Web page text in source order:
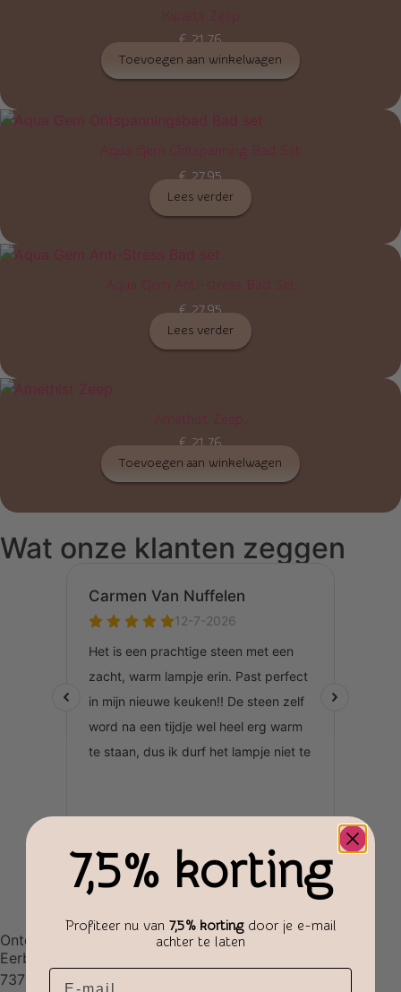
Kwarts Zeep
€21,76
Toevoegen aan winkelwagen
Aqua Gem Ontspanning Bad Set
€27,95
Lees verder
Aqua Gem Anti-stress Bad Set
€27,95
Lees verder
Amethist Zeep.
€21,76
Toevoegen aan winkelwagen
Wat onze klanten zeggen
Ontdek de schatten van de wereld
Eerbeekseweg 13a
7371 CA Loenen
7,5% korting
Profiteer nu van 7,5% kortingdoor je e-mail
achter te laten
Email